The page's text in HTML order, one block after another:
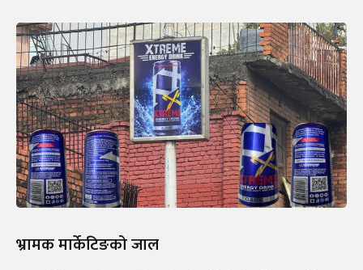
भ्रामक मार्केटिङको जाल